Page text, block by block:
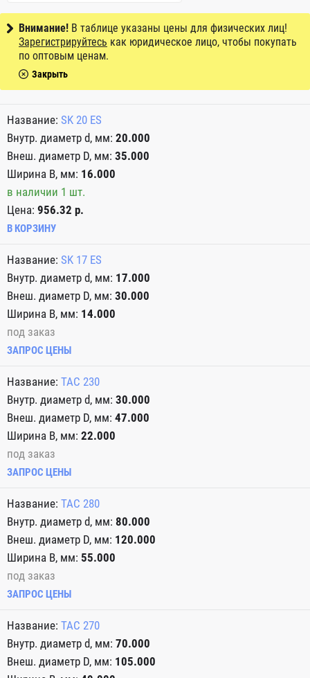
Внимание! В таблице указаны цены для физических лиц!
Зарегистрируйтесь как юридическое лицо, чтобы покупать
по оптовым ценам.
Закрыть
SK 20 ES
20.000
35.000
16.000
в наличии 1 шт.
Цена: 956.32 р.
В КОРЗИНУ
SK 17 ES
17.000
30.000
14.000
под заказ
ЗАПРОС ЦЕНЫ
TAC 230
30.000
47.000
22.000
под заказ
ЗАПРОС ЦЕНЫ
TAC 280
80.000
120.000
55.000
под заказ
ЗАПРОС ЦЕНЫ
TAC 270
70.000
105.000